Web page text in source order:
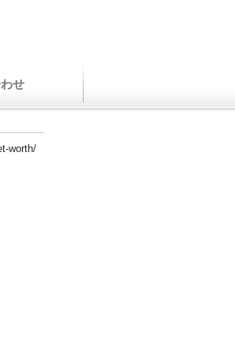
せ
worth/